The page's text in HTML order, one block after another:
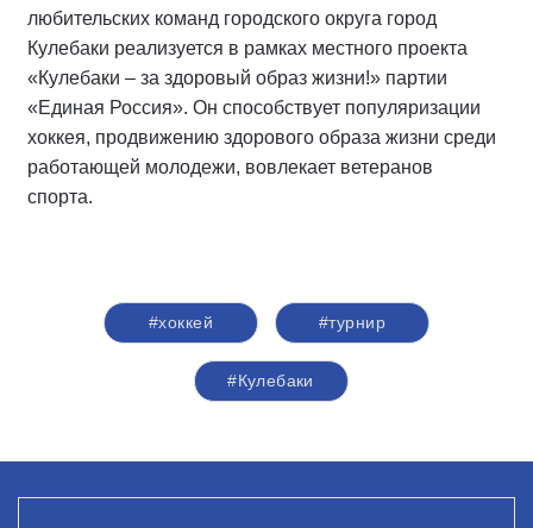
любительских команд городского округа город
Кулебаки реализуется в рамках местного проекта
«Кулебаки – за здоровый образ жизни!» партии
«Единая Россия». Он способствует популяризации
хоккея, продвижению здорового образа жизни среди
работающей молодежи, вовлекает ветеранов
спорта.
#хоккей #турнир
#Кулебаки